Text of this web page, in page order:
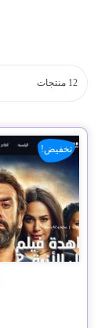
تخفيض!